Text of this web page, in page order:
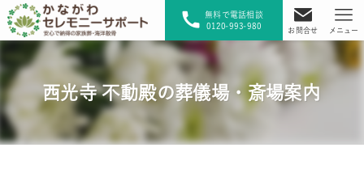
無料で電話相談
0120-993-980
お問合せ メニュー
西光寺 不動殿の葬儀場・斎場案内